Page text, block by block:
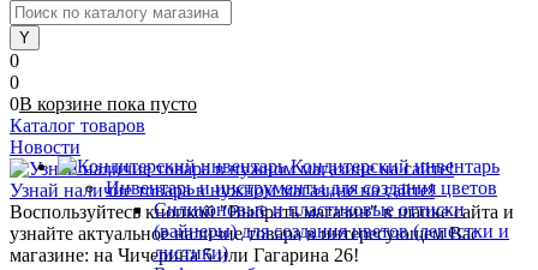
0
0
0В корзине пока пусто
Каталог товаров
Кондитерский инвентарь
Инвентарь и инструменты для создания цветов
Силиконовые и пластиковые оттиски
(вайнеры) для создания цветов (лепестки и
листики)
Новости
Узнай наличие товара в нужном магазине на сайте!
Воспользуйтесь кнопкой "Выбрать магазин" в шапке сайта и
узнайте актуальное наличие товара в интересующем Вас
магазине: на Чичерина 5 или Гагарина 26!